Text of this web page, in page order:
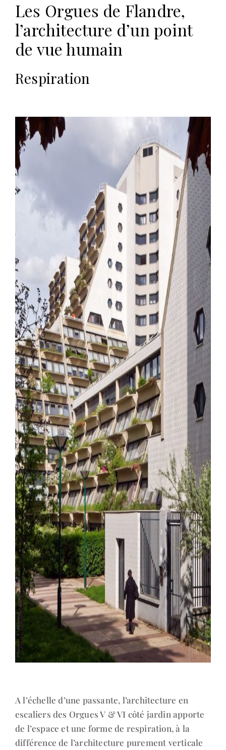
Les Orgues de Flandre,
l’architecture d’un point
de vue humain
Respiration
A l’échelle d’une passante, l’architecture en
escaliers des Orgues V & VI côté jardin apporte
de l’espace et une forme de respiration, à la
différence de l’architecture purement verticale